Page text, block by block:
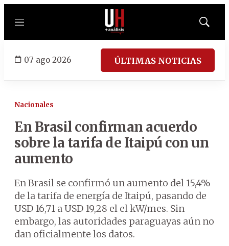
Menú
Mostrar
07 ago 2026 ÚLTIMAS NOTICIAS
Nacionales
En Brasil confirman acuerdo
sobre la tarifa de Itaipú con un
aumento
En Brasil se confirmó un aumento del 15,4%
de la tarifa de energía de Itaipú, pasando de
USD 16,71 a USD 19,28 el el kW/mes. Sin
embargo, las autoridades paraguayas aún no
dan oficialmente los datos.